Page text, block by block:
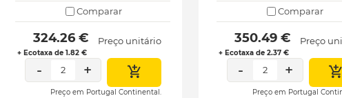
Comparar
324.26 €
+ Ecotaxa de 1.82 €
Preço unitário
- 2 +
Preço em Portugal Continental.
Comparar
350.49 €
+ Ecotaxa de 2.37 €
Preço
- 2 +
Preço em Portugal